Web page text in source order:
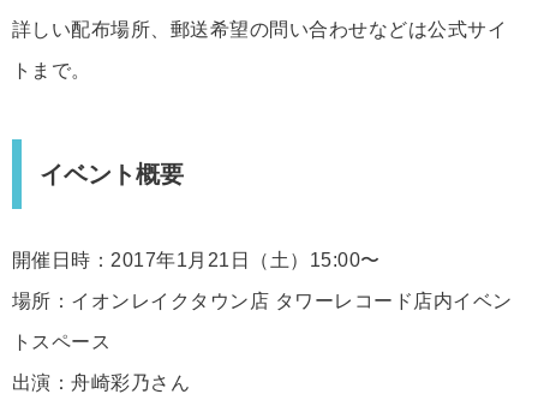
詳しい配布場所、郵送希望の問い合わせなどは公式サイ
トまで。
イベント概要
開催日時：2017年1月21日（土）15:00〜
場所：イオンレイクタウン店 タワーレコード店内イベン
トスペース
出演：舟崎彩乃さん